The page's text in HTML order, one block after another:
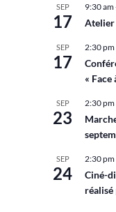
SEP
17
9:30 am
Atelier
SEP
17
2:30 pm
« Face
SEP
23
2:30 pm
SEP
24
2:30 pm
Ciné-